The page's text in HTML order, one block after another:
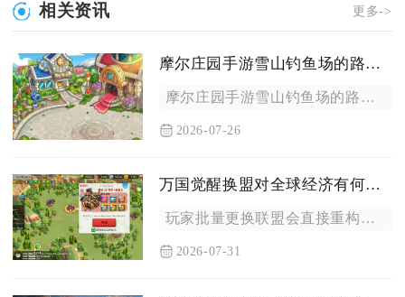
相关资讯 更多->
摩尔庄园手游雪山钓鱼场的路线是什么
摩尔庄园手游雪山钓鱼场的路线为打开全域地图，选中左上角摩尔拉...
2026-07-26
万国觉醒换盟对全球经济有何影响
玩家批量更换联盟会直接重构王国全域资源流通链条，短期造成本土...
2026-07-31